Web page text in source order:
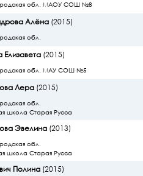
обл. МАОУ СОШ №8
Алёна(2015)
обл.
(2015)
обл. МАУ СОШ №5
Лера(2015)
обл.
школа Старая Русса
Эвелина(2013)
обл.
школа Старая Русса
Полина(2015)